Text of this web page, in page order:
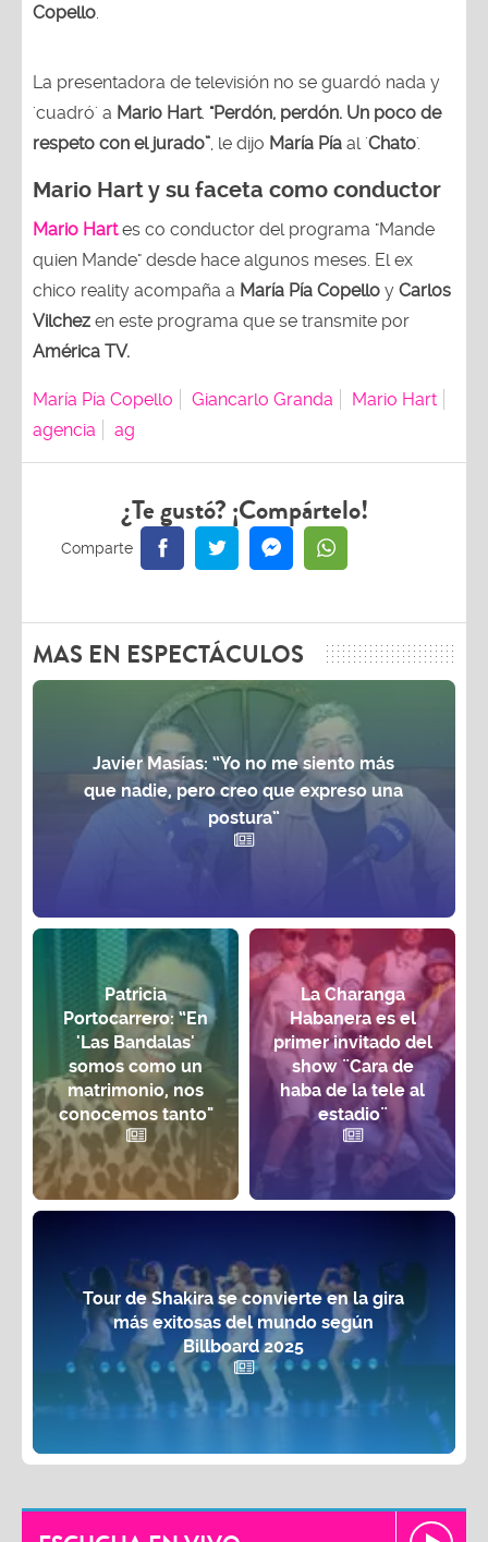
Copello
La presentadora de televisión no se guardó nada y
'cuadró' a Mario Hart. "Perdón, perdón. Un poco de
respeto con el jurado” , le dijo María Pía al 'Chato'.
Mario Hart y su faceta como conductor
Mario Hartes co conductor del programa "Mande
quien Mande" desde hace algunos meses. El ex
chico reality acompaña a María Pía Copello y Carlos
Vilchez en este programa que se transmite por
América TV.
María Pía Copello Giancarlo Granda
Mario Hart
agencia
ag
¿Te gustó? ¡Compártelo!
MAS EN ESPECTÁCULOS
Javier Masías: “Yo no me siento más
que nadie, pero creo que expreso una
postura”
Patricia
Portocarrero: “En
'Las Bandalas'
somos como un
matrimonio, nos
conocemos tanto"
La Charanga
Habanera es el
primer invitado del
show ¨Cara de
haba de la tele al
estadio¨
Tour de Shakira se convierte en la gira
más exitosas del mundo según
Billboard 2025